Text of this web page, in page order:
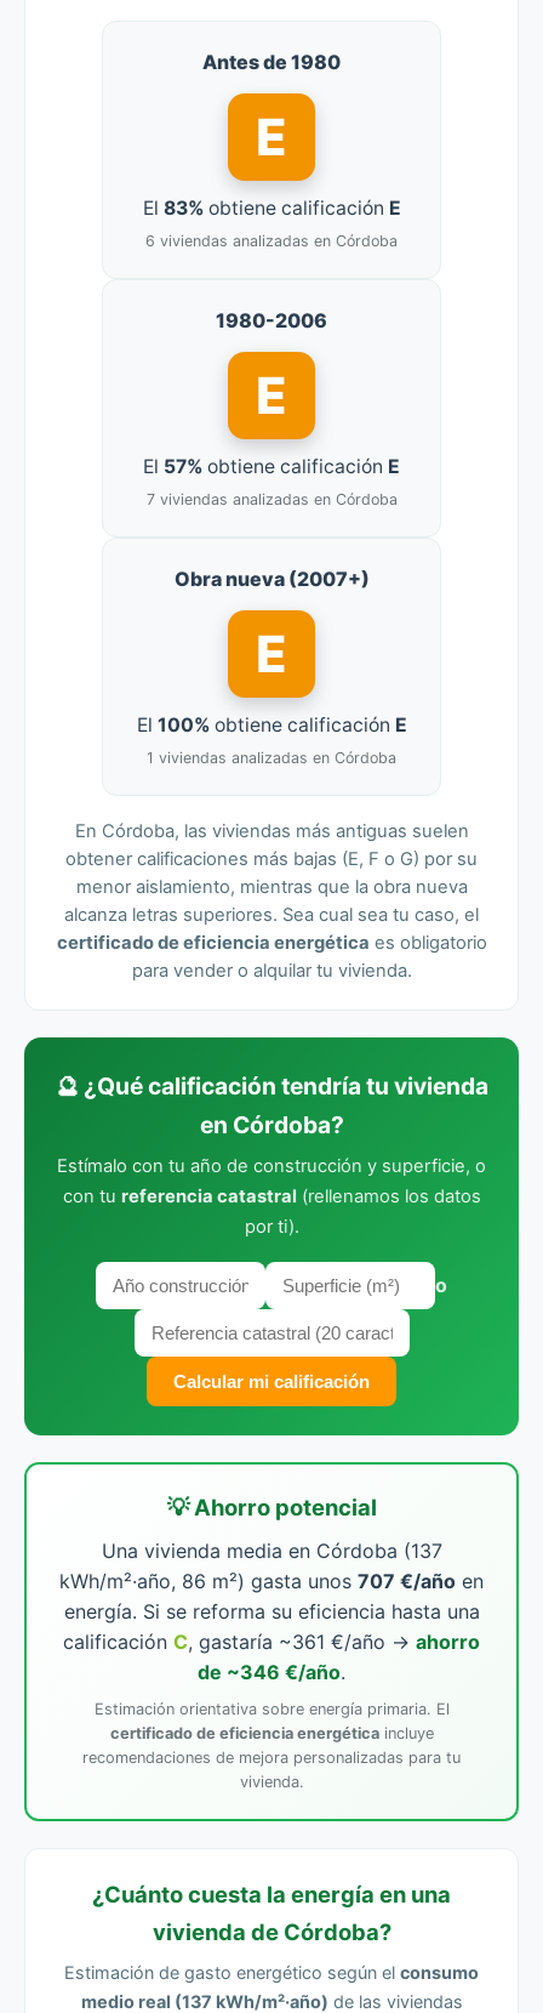
Antes de 1980
E
El 83%obtiene calificación E
6 viviendas analizadas en Córdoba
1980-2006
E
El 57% obtiene calificación E
7 viviendas analizadas en Córdoba
Obra nueva (2007+)
E
El 100%obtiene calificación E
1 viviendas analizadas en Córdoba
En Córdoba, las viviendas más antiguas suelen
obtener calificaciones más bajas (E, F o G) por su
menor aislamiento, mientras que la obra nueva
alcanza letras superiores. Sea cual sea tu caso, el
certificado de eficiencia energética es obligatorio
para vender o alquilar tu vivienda.
🔮 ¿Qué calificación tendría tu vivienda
en Córdoba?
Estímalo con tu año de construcción y superficie, o
con tu referencia catastral (rellenamos los datos
por ti).
o
Calcular mi calificación
💡 Ahorro potencial
Una vivienda media en Córdoba (137
kWh/m²·año, 86 m²) gasta unos 707 €/año en
energía. Si se reforma su eficiencia hasta una
calificación C, gastaría ~361 €/año → ahorro
de ~346 €/año.
Estimación orientativa sobre energía primaria. El
certificado de eficiencia energéticaincluye
recomendaciones de mejora personalizadas para tu
vivienda.
¿Cuánto cuesta la energía en una
vivienda de Córdoba?
Estimación de gasto energético según el consumo
medio real (137 kWh/m²·año) de las viviendas